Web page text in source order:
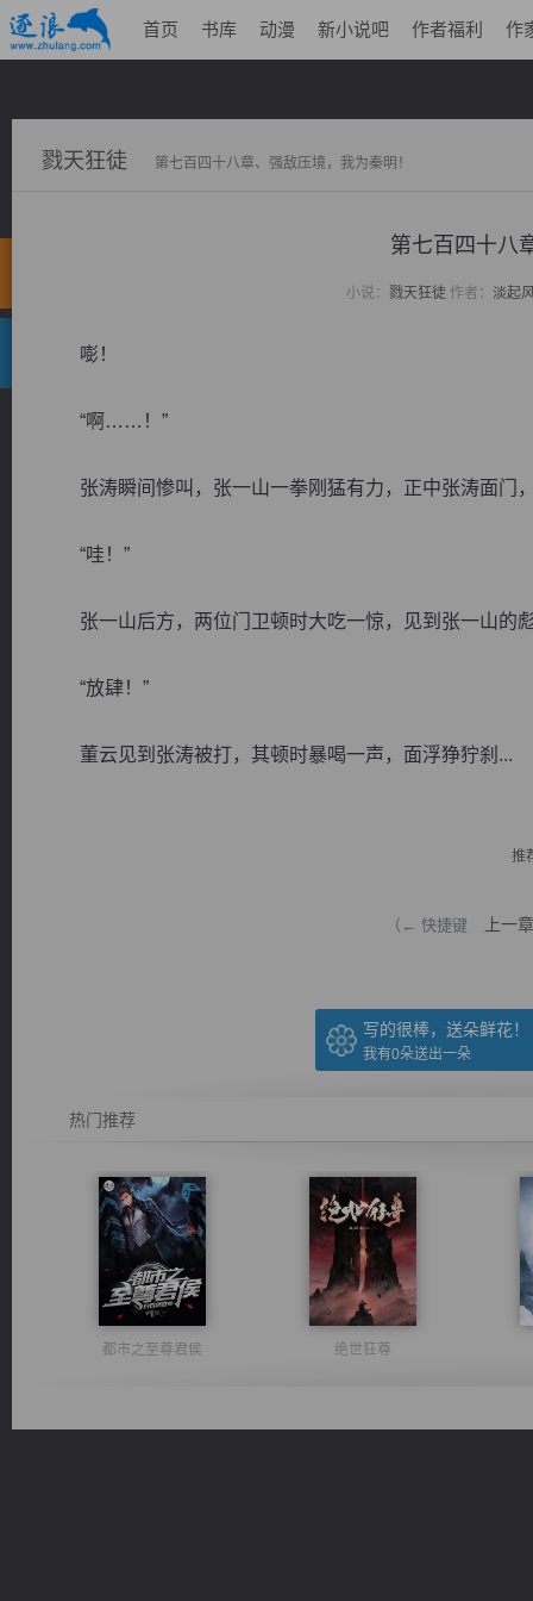
首页 书库 动漫 新小说吧 作者福利 作
戮天狂徒 第七百四十八章、强敌压境，我为秦明！
第七百四十八
小说： 戮天狂徒作者： 淡起
嘭！
“啊……！”
张涛瞬间惨叫，张一山一拳刚猛有力，正中张涛面门
“哇！”
张一山后方，两位门卫顿时大吃一惊，见到张一山的
“放肆！”
董云见到张涛被打，其顿时暴喝一声，面浮狰狞刹...
推
（← 快捷键 上一章
写的很棒，送朵鲜花！
我有0朵送出一朵
热门推荐
都市之至尊君侯 绝世狂尊